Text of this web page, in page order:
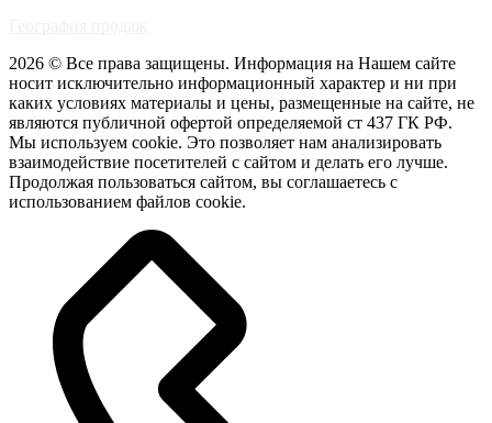
2026 © Все права защищены. Информация на Нашем сайте
носит исключительно информационный характер и ни при
каких условиях материалы и цены, размещенные на сайте, не
являются публичной офертой определяемой ст 437 ГК РФ.
Мы используем cookie. Это позволяет нам анализировать
взаимодействие посетителей с сайтом и делать его лучше.
Продолжая пользоваться сайтом, вы соглашаетесь с
использованием файлов cookie.